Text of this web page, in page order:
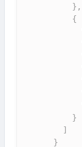
} ,
{
}
]
}